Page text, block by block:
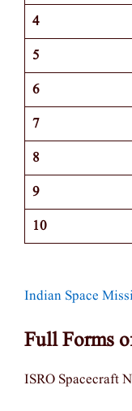
4
5
6
7
8
9
10
Indian Space
Full Forms
ISRO Spacecraft